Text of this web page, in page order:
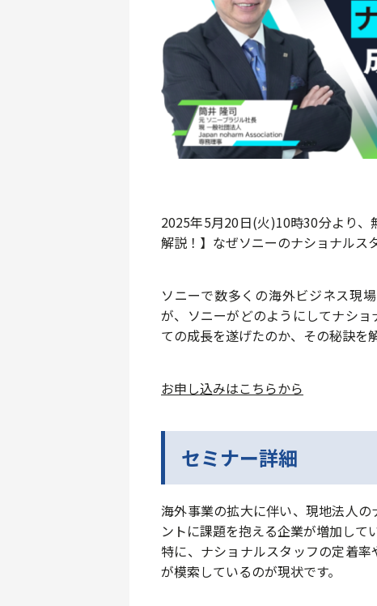
2025年5月20日(火)10時30分より、
解説！】なぜソニーのナショナルス
ソニーで数多くの海外ビジネス現
が、ソニーがどのようにしてナシ
ての成長を遂げたのか、その秘訣を
お申し込みはこちらから
セミナー詳細
海外事業の拡大に伴い、現地法人
ントに課題を抱える企業が増加して
特に、ナショナルスタッフの定着
が模索しているのが現状です。